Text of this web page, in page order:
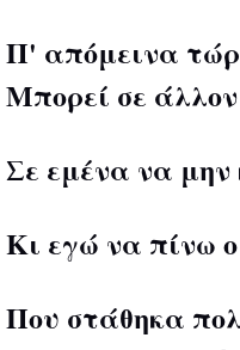
Π' απόμεινα
Μπορεί σε
Σε εμένα να μην
Κι εγώ να πίνω
Που στάθηκα